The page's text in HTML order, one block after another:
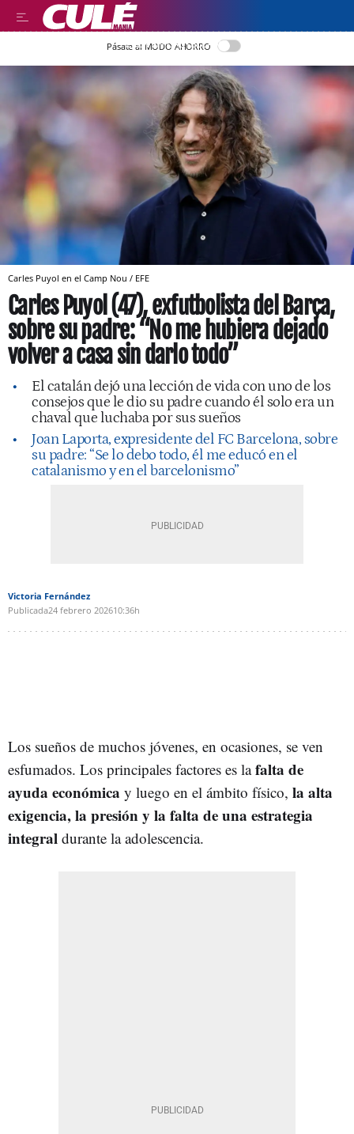
LEER EN CASTELLANO
Pásate al MODO AHORRO
Carles Puyol en el Camp Nou / EFE
Carles Puyol (47), exfutbolista del Barça,
sobre su padre: “No me hubiera dejado
volver a casa sin darlo todo”
El catalán dejó una lección de vida con uno de los
consejos que le dio su padre cuando él solo era un
chaval que luchaba por sus sueños
Joan Laporta, expresidente del FC Barcelona, sobre
su padre: “Se lo debo todo, él me educó en el
catalanismo y en el barcelonismo”
Victoria Fernández
Publicada24 febrero 202610:36h
Los sueños de muchos jóvenes, en ocasiones, se ven
esfumados. Los principales factores es lafalta de
ayuda económica y luego en el ámbito físico, la alta
exigencia, la presión y la falta de una estrategia
integral durante la adolescencia.